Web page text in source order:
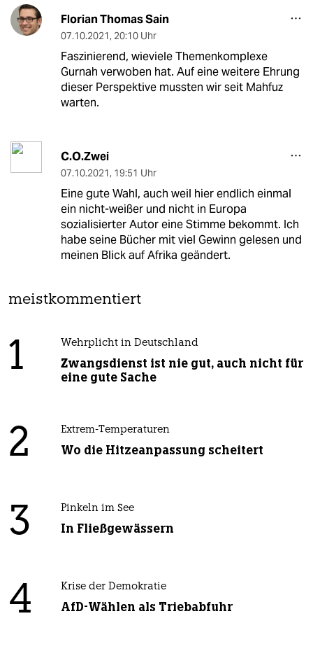
Florian Thomas Sain
07.10.2021, 20:10 Uhr
Faszinierend, wieviele Themenkomplexe
Gurnah verwoben hat. Auf eine weitere Ehrung
dieser Perspektive mussten wir seit Mahfuz
warten.
C.O.Zwei
07.10.2021, 19:51 Uhr
Eine gute Wahl, auch weil hier endlich einmal
ein nicht-weißer und nicht in Europa
sozialisierter Autor eine Stimme bekommt. Ich
habe seine Bücher mit viel Gewinn gelesen und
meinen Blick auf Afrika geändert.
meistkommentiert
1 Wehrplicht in Deutschland
Zwangsdienst ist nie gut, auch nicht für
eine gute Sache
2 Extrem-Temperaturen
Wo die Hitzeanpassung scheitert
3 Pinkeln im See
In Fließgewässern
4 Krise der Demokratie
AfD-Wählen als Triebabfuhr